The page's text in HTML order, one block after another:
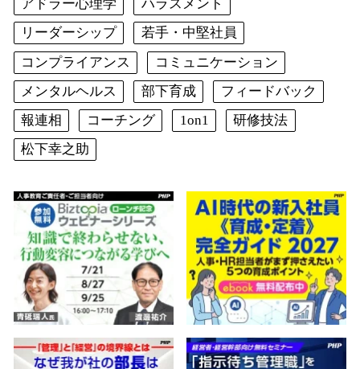
アドラー心理学
ハラスメント
リーダーシップ
若手・中堅社員
コンプライアンス
コミュニケーション
メンタルヘルス
部下育成
フィードバック
報連相
コーチング 1on1
研修技法
松下幸之助